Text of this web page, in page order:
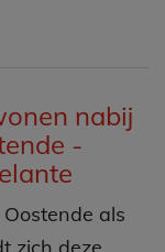
nabij
-
als
zich deze